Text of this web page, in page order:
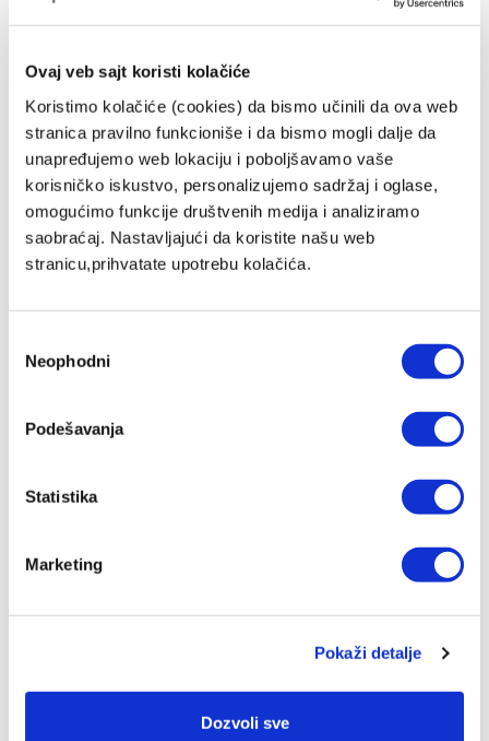
Ovaj veb sajt koristi kolačiće
Koristimo kolačiće (cookies) da bismo učinili da ova web
stranica pravilno funkcioniše i da bismo mogli dalje da
unapređujemo web lokaciju i poboljšavamo vaše
korisničko iskustvo, personalizujemo sadržaj i oglase,
omogućimo funkcije društvenih medija i analiziramo
saobraćaj. Nastavljajući da koristite našu web
stranicu,prihvatate upotrebu kolačića.
сагласности
Neophodni
Podešavanja
Statistika
Marketing
Pokaži detalje
Dozvoli sve
DIOPTRIJSKA STAKLA
PROGRESSIVE 1.67 (OBOSTRANI
ANTIREFLEKS)
Kupuješ od -5% do -40%
Kupuješ od -5% do -40%